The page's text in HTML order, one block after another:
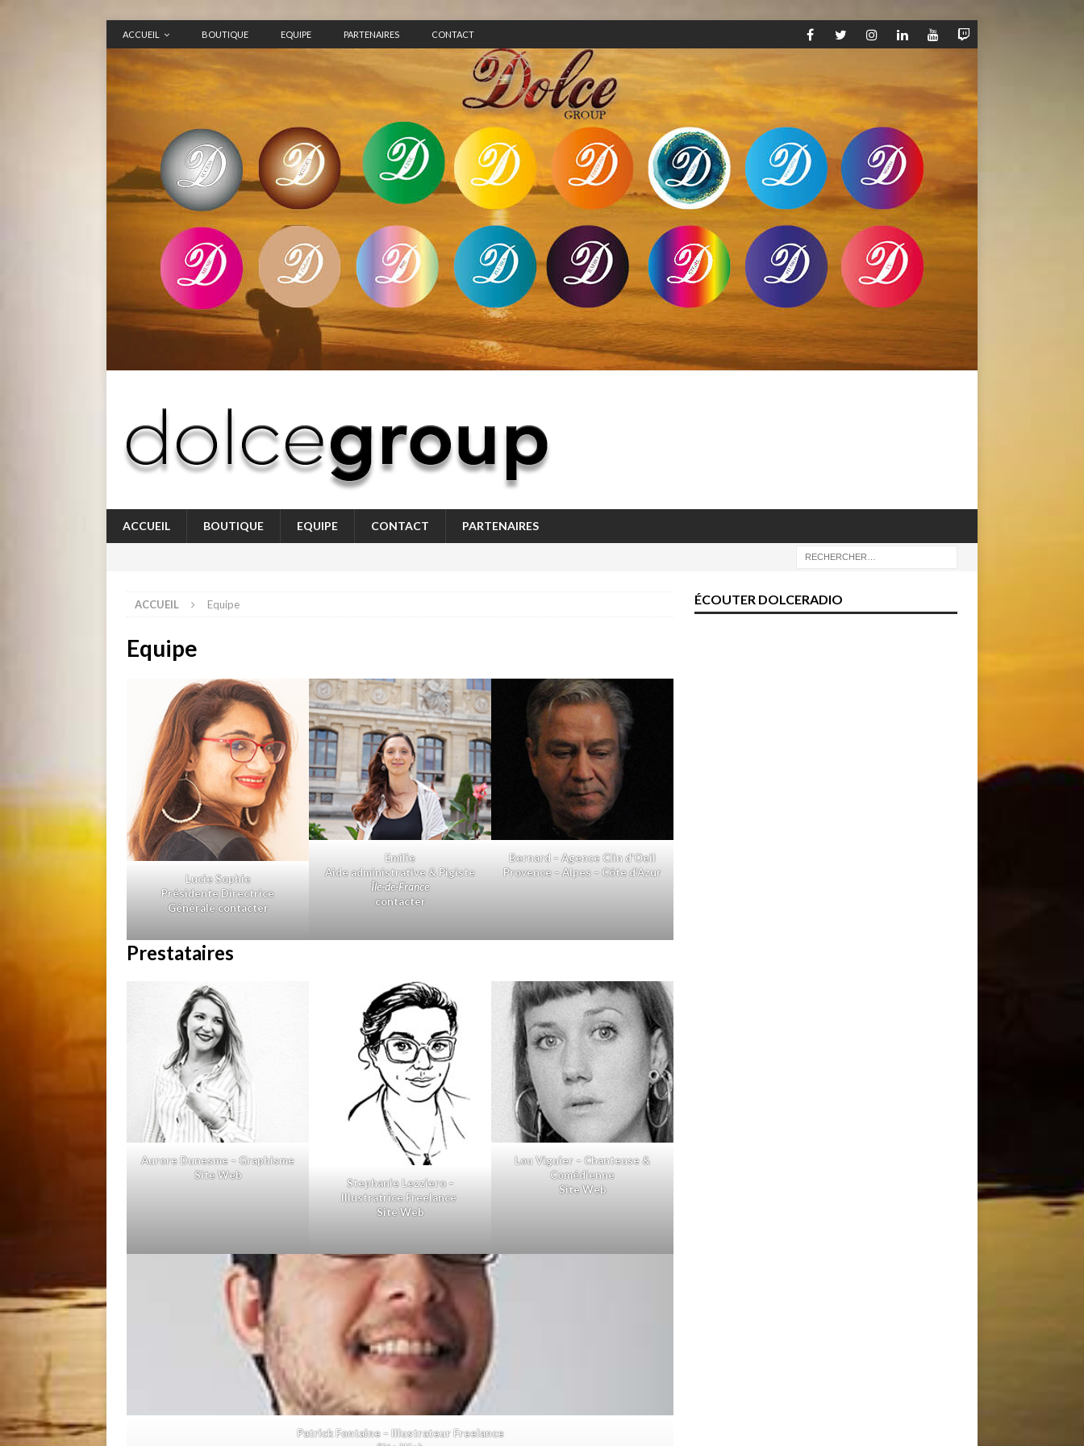
ACCUEIL BOUTIQUE EQUIPE PARTENAIRES CONTACT
ACCUEIL BOUTIQUE EQUIPE CONTACT PARTENAIRES
ACCUEIL Equipe
Equipe
Lucie Sophie
Présidente Directrice
Généralecontacter
Emilie
Aide administrative & Pigiste
Île-de-France
contacter
Bernard – Agence Clin d’Oeil
Provence – Alpes – Côte d’Azur
Prestataires
Aurore Dunesme – Graphisme
Site Web
Stephanie Lezziero –
Illustratrice Freelance
Site Web
Lou Viguier – Chanteuse &
Comédienne
Site Web
Patrick Fontaine – Illustrateur Freelance
ÉCOUTER DOLCERADIO